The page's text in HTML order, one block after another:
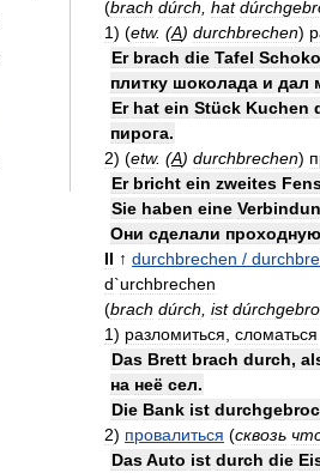
(brach dúrch hat
1) (etw. (A) durchbrechen)
Er brach die Tafel
плитку шоколада и дал
Er hat ein Stück Kuchen
пирога.
2) (etw. (A) durchbrechen)
Er bricht ein zweites
Sie haben eine
Они сделали проходную
II ↑ durchbrechen /
d`urchbrechen
(brach dúrch ist
1) разломиться сломаться
Das Brett brach durch,
на неё сел.
Die Bank ist
2) провалиться (сквозь
DasAuto ist durch die